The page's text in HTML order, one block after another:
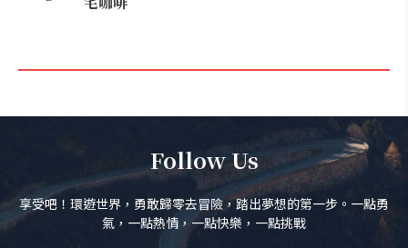
Follow Us
享受吧！環遊世界，勇敢歸零去冒險，踏出夢想的第一步。一點勇
氣，一點熱情，一點快樂，一點挑戰